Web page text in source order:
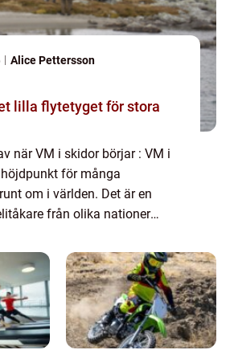
Alice Pettersson
när VM i skidor börjar : VM i
för många
om i världen. Det är en
från olika nationer
egentligen VM i skidor? I